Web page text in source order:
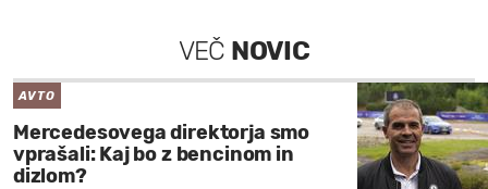
VEČ NOVIC
AVTO
Mercedesovega direktorja smo
vprašali: Kaj bo z bencinom in
dizlom?